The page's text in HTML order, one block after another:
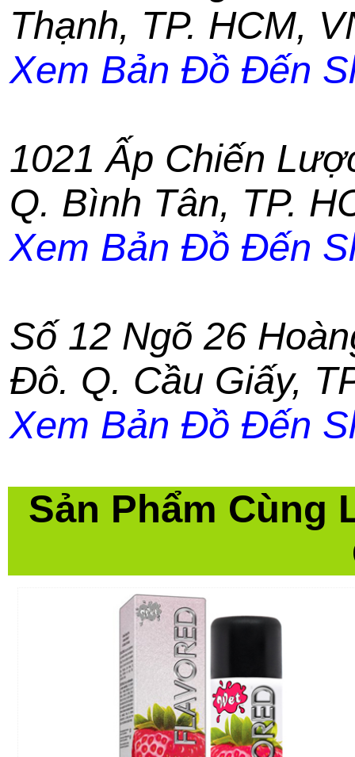
Thạnh, TP. HCM,
Xem Bản Đồ Đến
1021 Ấp Chiến
Q. Bình Tân, TP.
Xem Bản Đồ Đến
Số 12 Ngõ 26
Đô. Q. Cầu Giấy,
Xem Bản Đồ Đến
Sản Phẩm Cùng